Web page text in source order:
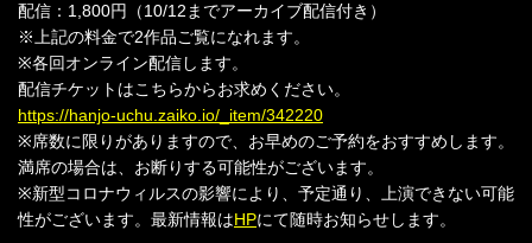
配信：1,800円（10/12までアーカイブ配信付き）
※上記の料金で2作品ご覧になれます。
※各回オンライン配信します。
配信チケットはこちらからお求めください。
https://hanjo-uchu.zaiko.io/_item/342220
※席数に限りがありますので、お早めのご予約をおすすめします。
満席の場合は、お断りする可能性がございます。
※新型コロナウィルスの影響により、予定通り、上演できない可能
性がございます。最新情報はHPにて随時お知らせします。